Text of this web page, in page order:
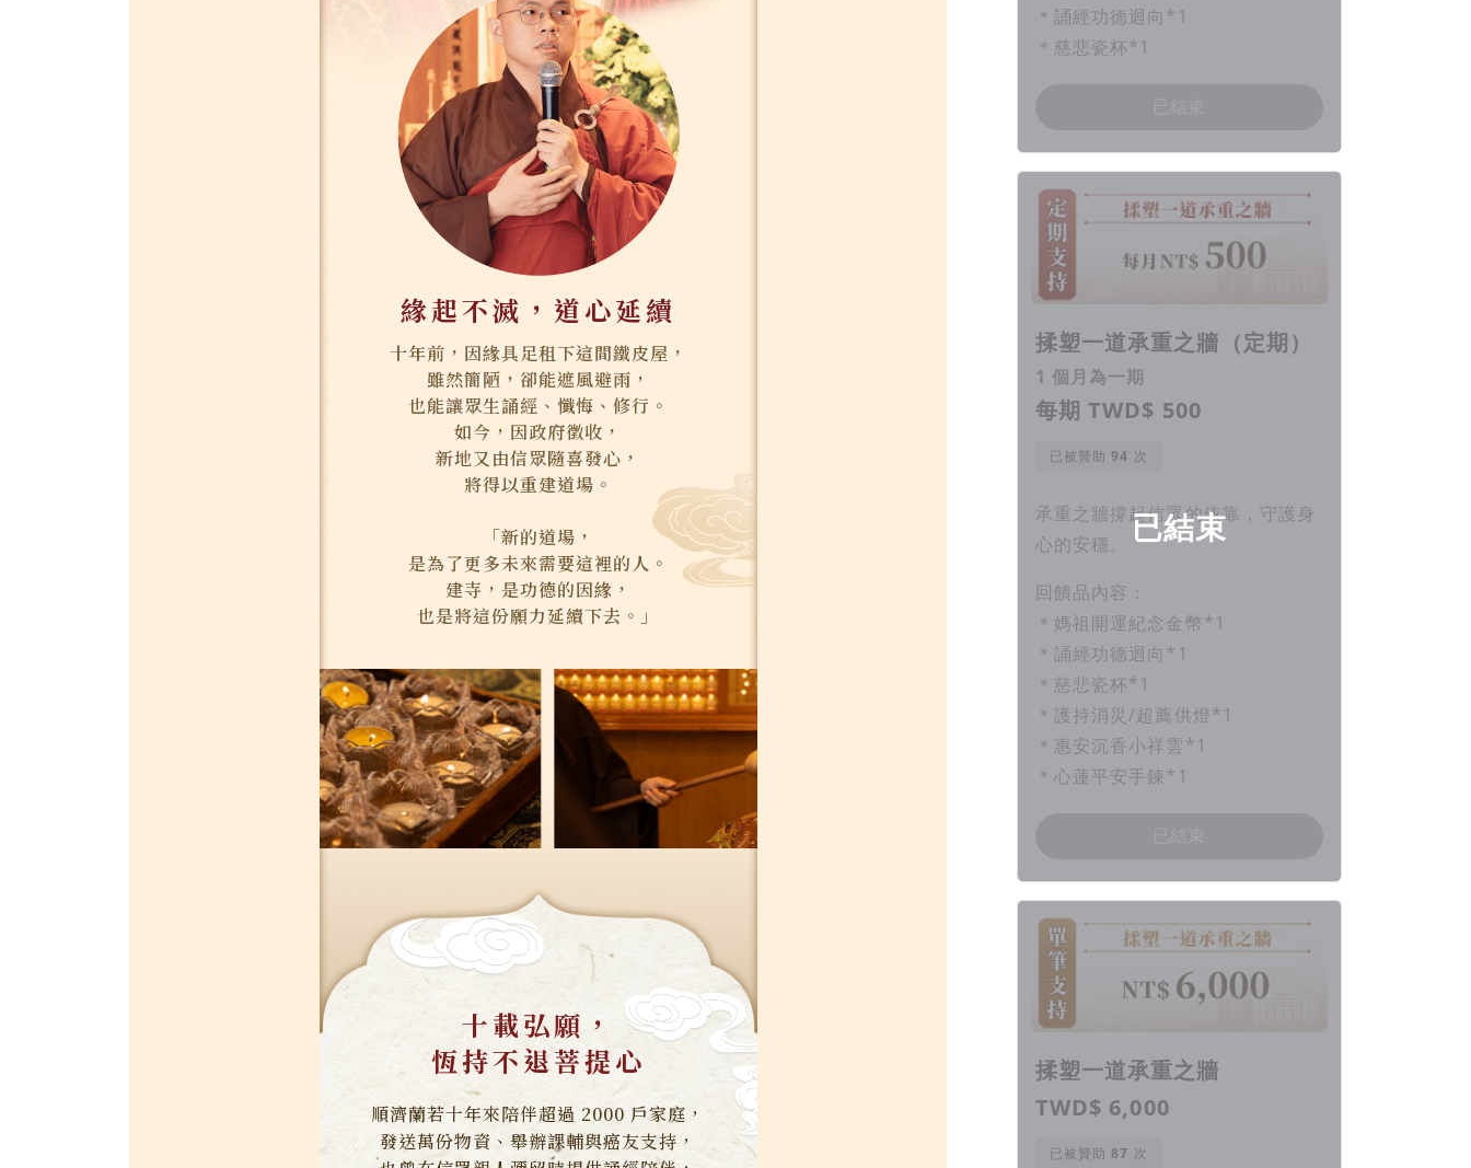
＊誦經功德迴向*1
＊慈悲瓷杯*1
已結束
揉塑一道承重之牆（定期）
1 個月為一期
每期 TWD$ 500
已被贊助 次
承重之牆撐起信眾的依靠，守護身
心的安穩。
回饋品內容：
＊媽祖開運紀念金幣*1
＊誦經功德迴向*1
＊慈悲瓷杯*1
＊護持消災/超薦供燈*1
＊惠安沉香小祥雲*1
＊心蓮平安手鍊*1
揉塑一道承重之牆
TWD$ 6,000
已被贊助 次